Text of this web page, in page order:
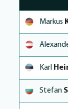
Markus
Karl
Stefan